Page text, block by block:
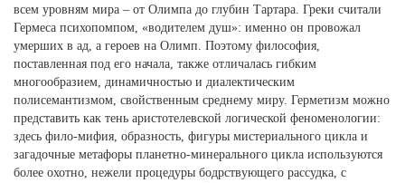
всем уровням мира – от Олимпа до глубин Тартара. Греки считали
Гермеса психопомпом, «водителем душ»: именно он провожал
умерших в ад, а героев на Олимп. Поэтому философия,
поставленная под его начала, также отличалась гибким
многообразием, динамичностью и диалектическим
полисемантизмом, свойственным среднему миру. Герметизм можно
представить как тень аристотелевской логической феноменологии:
здесь фило-мифия, образность, фигуры мистериального цикла и
загадочные метафоры планетно-минерального цикла используются
более охотно, нежели процедуры бодрствующего рассудка, с